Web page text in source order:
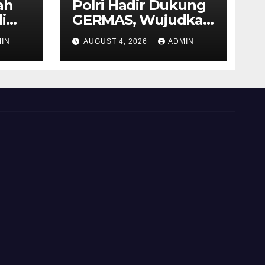
Polri Hadir Dukung
GERMAS, Wujudkan
Budaya Hidup Sehat
di Kecamatan
Pabelan
AUGUST 4, 2026 ADMIN